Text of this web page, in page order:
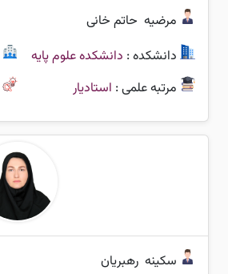
مرضیه حاتم خانی
دانشکده : دانشکده علوم پایه
مرتبه علمی : استادیار
سکینه رهبریان